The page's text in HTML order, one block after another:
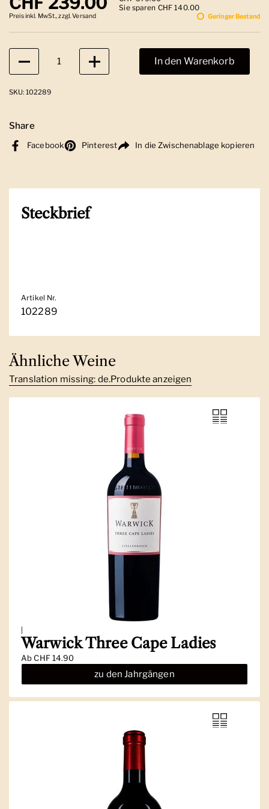
Sie sparen CHF 140.00
Preis inkl. MwSt., zzgl. Versand Geringer Bestand
Anzahl
In den Warenkorb
SKU: 102289
Share
Facebook Pinterest In die Zwischenablage kopieren
Steckbrief
Artikel Nr.
102289
Ähnliche Weine
Translation missing: de.Produkte anzeigen
|
Warwick Three Cape Ladies
AbCHF 14.90
zu den Jahrgängen